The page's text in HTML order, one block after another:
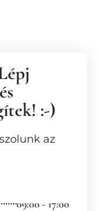
:-)
az
09:00 - 17:00